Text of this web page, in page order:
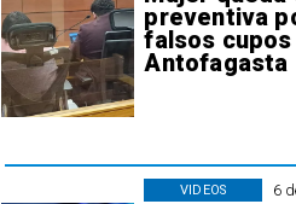
preventiva
falsos
Antofagasta
6
VIDEOS